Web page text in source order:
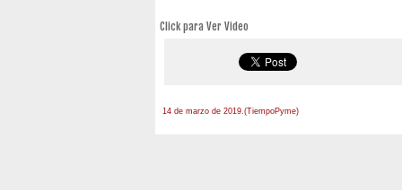
Click para Ver Video
14 de marzo de 2019.(TiempoPyme)